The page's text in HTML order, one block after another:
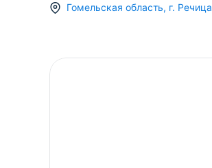
Гомельская область, г. Речица